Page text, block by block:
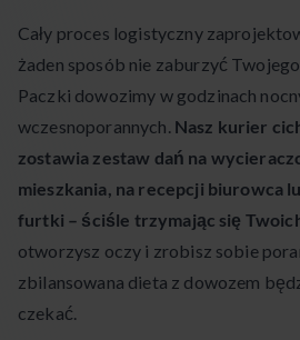
Cały proces logistyczny
żaden sposób nie zaburzyć
Paczki dowozimy w godzinach
wczesnoporannych. Nasz kurier
zostawia zestaw dań na
mieszkania, na recepcji biurowca
furtki – ściśle trzymając się
otworzysz oczy i zrobisz sobie
zbilansowana dieta z dowozem
czekać.